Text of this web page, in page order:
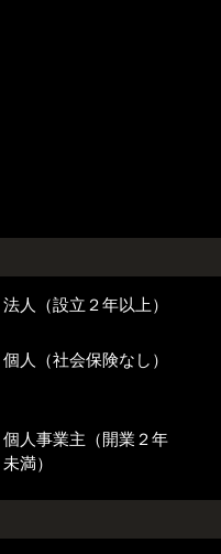
法人（設立２年以上）
個人（社会保険なし）
個人事業主（開業２年
未満）